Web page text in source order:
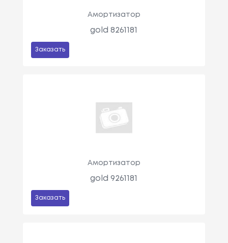
Амортизатор
gold 8261181
Заказать
Амортизатор
gold 9261181
Заказать